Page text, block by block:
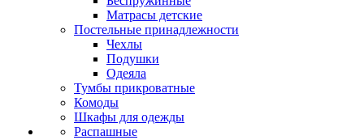
Матрасы детские
Постельные принадлежности
Чехлы
Подушки
Одеяла
Тумбы прикроватные
Комоды
Шкафы для одежды
Распашные